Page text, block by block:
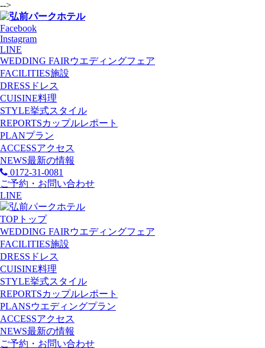
-->
Facebook
Instagram
LINE
WEDDING FAIR ウエディングフェア
FACILITIES施設
DRESS ドレス
CUISINE料理
STYLE挙式スタイル
REPORTSカップルレポート
PLANプラン
ACCESSアクセス
NEWS最新の情報
0172-31-0081
ご予約・お問い合わせ
LINE
TOP トップ
WEDDING FAIR ウエディングフェア
FACILITIES施設
DRESS ドレス
CUISINE料理
STYLE挙式スタイル
REPORTSカップルレポート
PLANSウエディングプラン
ACCESSアクセス
NEWS最新の情報
ご予約・お問い合わせ